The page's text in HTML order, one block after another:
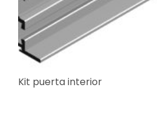
Kit puerta interior